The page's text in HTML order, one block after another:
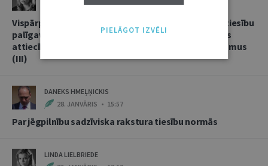
4. FEBRUĀRIS • 17:53
Vispārpieņemtās starptautiskās banku prakses kā tiesību
palīgavota vieta un loma kredītiestāžu savstarpējās
attiecībās, sniedzot korespondentbanku pakalpojumus
(III)
DANEKS HMEĻŅICKIS
28. JANVĀRIS • 15:57
Par jēgpilnību sadzīviska rakstura tiesību normās
LINDA LIELBRIEDE
PIELĀGOT IZVĒLI